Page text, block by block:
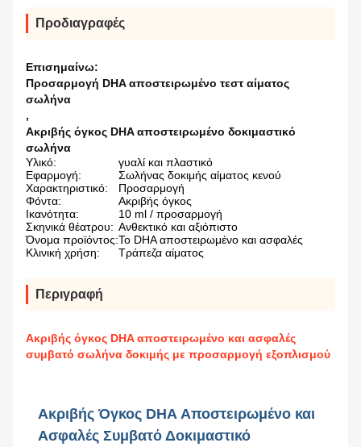
Προδιαγραφές
Επισημαίνω:
Προσαρμογή DHA αποστειρωμένο τεστ αίματος
σωλήνα
,
Ακριβής όγκος DHA αποστειρωμένο δοκιμαστικό
σωλήνα
Υλικό:
γυαλί και πλαστικό
Εφαρμογή:
Σωλήνας δοκιμής αίματος κενού
Χαρακτηριστικό:
Προσαρμογή
Φόντα:
Ακριβής όγκος
Ικανότητα:
10 ml / προσαρμογή
Σκηνικά θέατρου: Ανθεκτικό και αξιόπιστο
Όνομα προϊόντος:Το DHA αποστειρωμένο και ασφαλές
Κλινική χρήση:
Τράπεζα αίματος
Περιγραφή
Ακριβής όγκος DHA αποστειρωμένο και ασφαλές
συμβατό σωλήνα δοκιμής με προσαρμογή εξοπλισμού
Ακριβής Όγκος DHA Αποστειρωμένο και
Ασφαλές Συμβατό Δοκιμαστικό